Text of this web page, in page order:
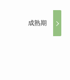
成熟期